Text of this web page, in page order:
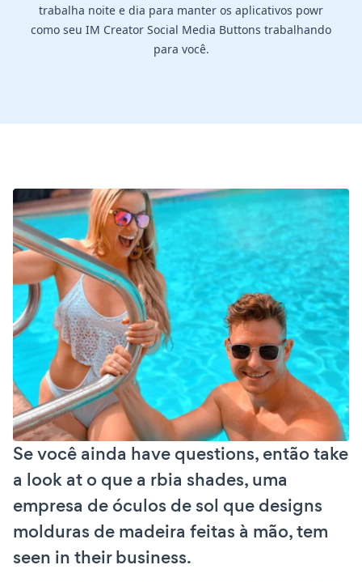
trabalha noite e dia para manter os aplicativos powr
como seu IM Creator Social Media Buttons trabalhando
para você.
Se você ainda have questions, então take
a look at o que a rbia shades, uma
empresa de óculos de sol que designs
molduras de madeira feitas à mão, tem
seen in their business.